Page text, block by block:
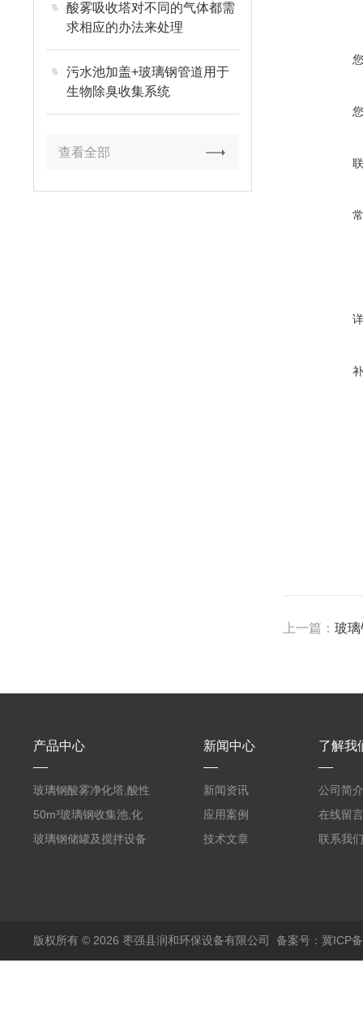
酸雾吸收塔对不同的气体都需
求相应的办法来处理
污水池加盖+玻璃钢管道用于
生物除臭收集系统
查看全部
上一篇：玻
产品中心
玻璃钢酸雾净化塔,酸性
废气洗涤塔处理工艺
50m³玻璃钢收集池,化
粪罐
玻璃钢储罐及搅拌设备
新闻中心
新闻资讯
应用案例
技术文章
了解我
公司简介
在线留言
联系我们
版权所有 © 2026 枣强县润和环保设备有限公司 备案号：冀ICP